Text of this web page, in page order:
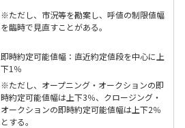
※ただし、市況等を勘案し、呼値の制限値幅
を臨時で見直すことがある。
即時約定可能値幅：直近約定値段を中心に上
下1％
※ただし、オープニング・オークションの即
時約定可能値幅は上下3％、クロージング・
オークションの即時約定可能値幅は上下2％
とする。